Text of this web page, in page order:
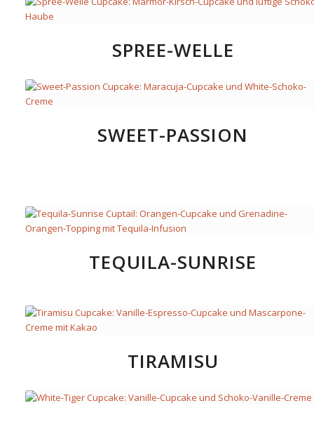
SPREE-WELLE
SWEET-PASSION
TEQUILA-SUNRISE
TIRAMISU